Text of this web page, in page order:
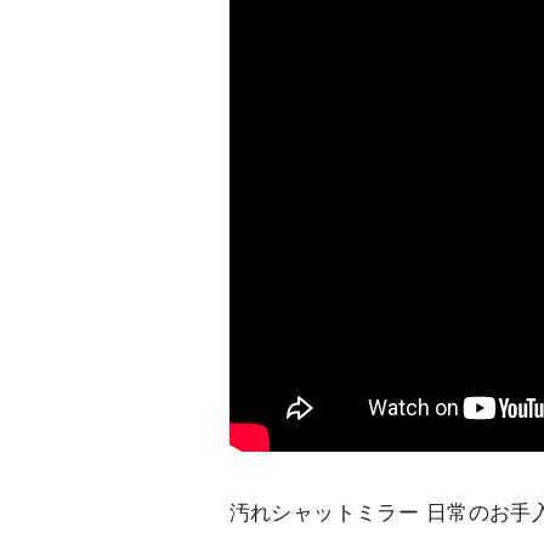
汚れシャットミラー 日常のお手